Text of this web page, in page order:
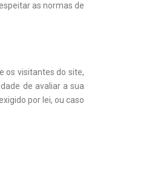
as normas de
os visitantes do site,
de avaliar a sua
por lei, ou caso